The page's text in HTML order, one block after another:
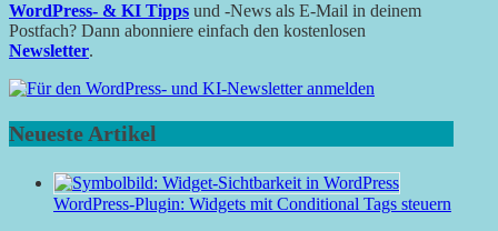
WordPress- & KI Tipps und -News als E-Mail in deinem
Postfach? Dann abonniere einfach den kostenlosen
Newsletter.
Neueste Artikel
WordPress-Plugin: Widgets mit Conditional Tags steuern